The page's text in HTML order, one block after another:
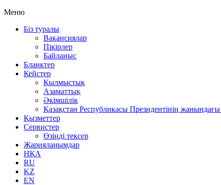
Меню
Біз туралы
Вакансиялар
Пікірлер
Байланыс
Бланктер
Кейстер
Қылмыстық
Азаматтық
Әкімшілік
Қазақстан Республикасы Президентінің
Қызметтер
Сервистер
Өзіңді тексер
Жарияланымдар
НҚА
RU
KZ
EN